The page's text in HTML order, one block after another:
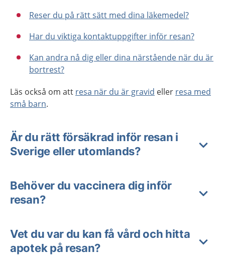
Reser du på rätt sätt med dina läkemedel?
Har du viktiga kontaktuppgifter inför resan?
Kan andra nå dig eller dina närstående när du är
bortrest?
Läs också om att resa när du är gravid eller resa med
små barn.
Är du rätt försäkrad inför resan i
Sverige eller utomlands?
Behöver du vaccinera dig inför
resan?
Vet du var du kan få vård och hitta
apotek på resan?